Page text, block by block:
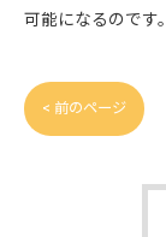
可能になるのです。
< 前のページ